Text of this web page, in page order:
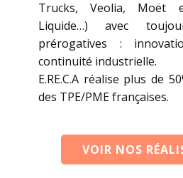
Trucks, Veolia, Moët
Liquide…) avec
prérogatives :
continuité industrielle.
E.RE.C.A réalise plus de
des TPE/PME françaises.
VOIR NOS